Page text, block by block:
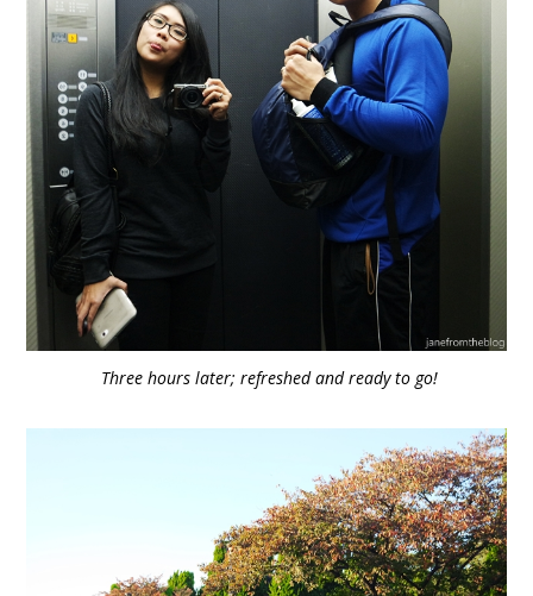
Three hours later; refreshed and ready to go!